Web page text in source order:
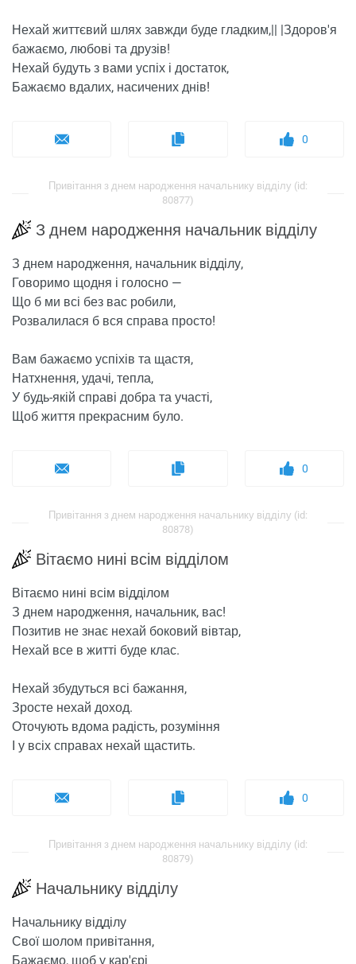
Нехай життєвий шлях завжди буде гладким,|| |Здоров'я
бажаємо, любові та друзів!
Нехай будуть з вами успіх і достаток,
Бажаємо вдалих, насичених днів!
0
Привітання з днем ​​народження начальнику відділу (id:
80877)
З днем ​​народження начальник відділу
З днем ​​народження, начальник відділу,
Говоримо щодня і голосно —
Що б ми всі без вас робили,
Розвалилася б вся справа просто!
Вам бажаємо успіхів та щастя,
Натхнення, удачі, тепла,
У будь-якій справі добра та участі,
Щоб життя прекрасним було.
0
Привітання з днем ​​народження начальнику відділу (id:
80878)
Вітаємо нині всім відділом
Вітаємо нині всім відділом
З днем ​​народження, начальник, вас!
Позитив не знає нехай боковий вівтар,
Нехай все в житті буде клас.
Нехай збудуться всі бажання,
Зросте нехай доход.
Оточують вдома радість, розуміння
І у всіх справах нехай щастить.
0
Привітання з днем ​​народження начальнику відділу (id:
80879)
Начальнику відділу
Начальнику відділу
Свої шолом привітання,
Бажаємо, щоб у кар'єрі